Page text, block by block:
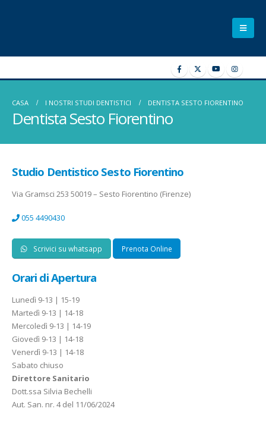
CASA I NOSTRI STUDI DENTISTICI DENTISTA SESTO FIORENTINO
Dentista Sesto Fiorentino
Studio Dentistico Sesto Fiorentino
Via Gramsci 253 50019 – Sesto Fiorentino (Firenze)
055 4490430
Scrivici su whatsapp Prenota Online
Orari diApertura
Lunedì 9-13 | 15-19
Martedì 9-13 | 14-18
Mercoledì 9-13 | 14-19
Giovedì 9-13 | 14-18
Venerdì 9-13 | 14-18
Sabato chiuso
Direttore Sanitario
Dott.ssa Silvia Bechelli
Aut. San. nr. 4 del 11/06/2024